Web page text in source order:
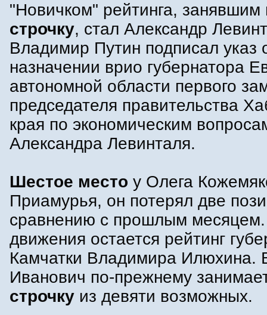
"Новичком" рейтинга, занявшим
строчку, стал Александр
Владимир Путин подписал указ
назначении врио губернатора
автономной области первого
председателя правительства
края по экономическим
Александра Левинталя.
Шестое место у Олега
Приамурья, он потерял две
сравнению с прошлым
движения остается рейтинг
Камчатки Владимира Илюхина.
Иванович по-прежнему
строчку из девяти возможных.